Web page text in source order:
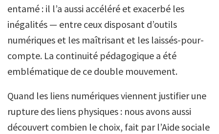
entamé : il l’a aussi accéléré et exacerbé les
inégalités — entre ceux disposant d’outils
numériques et les maîtrisant et les laissés-pour-
compte. La continuité pédagogique a été
emblématique de ce double mouvement.
Quand les liens numériques viennent justifier une
rupture des liens physiques : nous avons aussi
découvert combien le choix, fait par l’Aide sociale